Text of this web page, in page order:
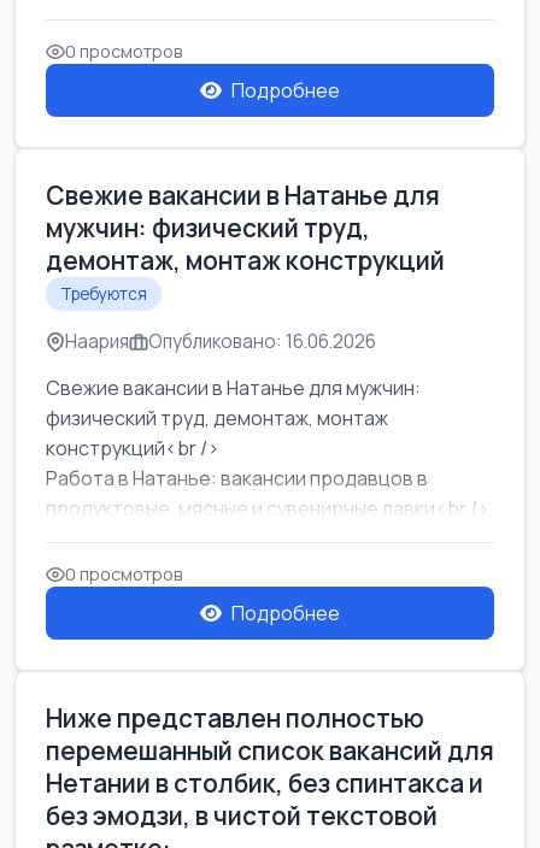
женщин от хозя...
0 просмотров
Подробнее
Свежие вакансии в Натанье для
мужчин: физический труд,
демонтаж, монтаж конструкций
Требуются
Наария Опубликовано: 16.06.2026
Свежие вакансии в Натанье для мужчин:
физический труд, демонтаж, монтаж
конструкций<br />
Работа в Натанье: вакансии продавцов в
продуктовые, мясные и сувенирные лавки<br />
Разнорабочий на сборку м...
0 просмотров
Подробнее
Ниже представлен полностью
перемешанный список вакансий для
Нетании в столбик, без спинтакса и
без эмодзи, в чистой текстовой